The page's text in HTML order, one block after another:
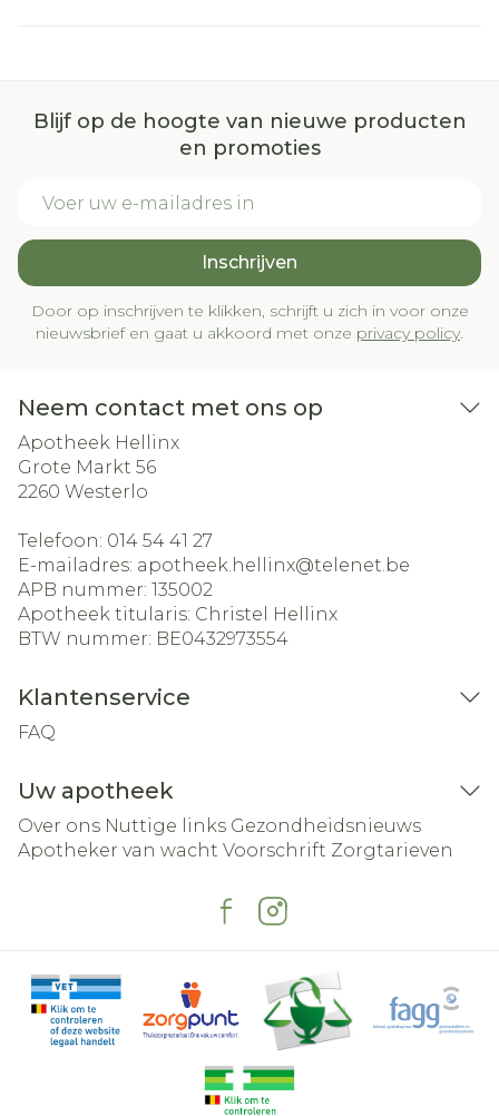
Blijf op de hoogte van nieuwe producten
en promoties
Inschrijven
Door op inschrijven te klikken, schrijft u zich in voor onze
nieuwsbrief en gaat u akkoord met onze privacy policy.
Neem contact met ons op
Apotheek Hellinx
Grote Markt 56
2260 Westerlo
Telefoon: 014 54 41 27
E-mailadres: apotheek.hellinx@telenet.be
APB nummer: 135002
Apotheek titularis: Christel Hellinx
BTW nummer: BE0432973554
Klantenservice
FAQ
Uw apotheek
Over ons Nuttige links Gezondheidsnieuws
Apotheker van wacht Voorschrift Zorgtarieven